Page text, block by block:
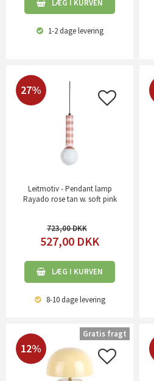
LÆG I KURVEN
1-2 dagelevering
27%
Leitmotiv - Pendant lamp
Rayado rose tan w. soft pink
723,00
527,00 DKK
LÆG I KURVEN
8-10 dagelevering
12%
Gratis fragt